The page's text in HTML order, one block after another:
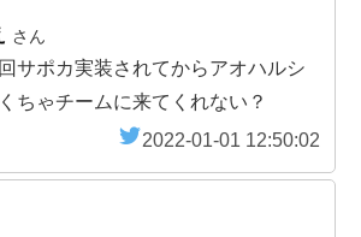
さん
サポカ実装されてからアオハルシ
ちゃチームに来てくれない？
2022-01-01 12:50:02